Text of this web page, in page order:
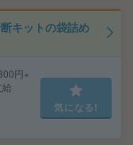
キットの袋詰め
円×
気になる!